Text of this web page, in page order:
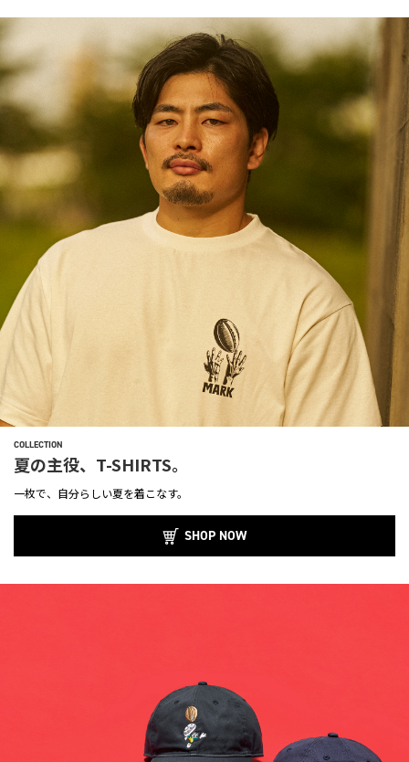
COLLECTION
夏の主役、T-SHIRTS。
一枚で、自分らしい夏を着こなす。
SHOP NOW